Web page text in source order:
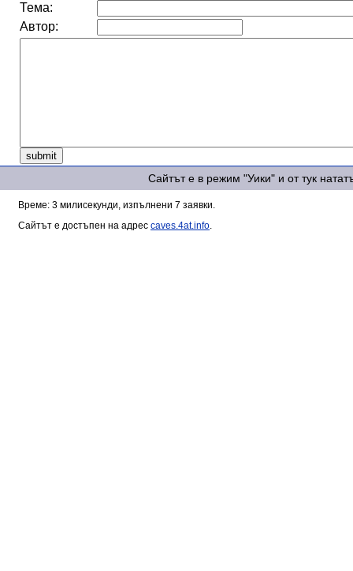
Тема:
Автор:
Сайтът е в режим "Уики" и от тук
Време: 3 милисекунди, изпълнени 7 заявки.
Сайтът е достъпен на адрес caves.4at.info.